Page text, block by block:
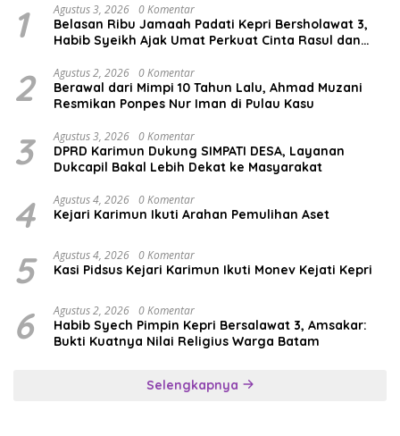
1 Agustus 3, 2026 0 Komentar
Belasan Ribu Jamaah Padati Kepri Bersholawat 3,
Habib Syeikh Ajak Umat Perkuat Cinta Rasul dan
2 Agustus 2, 2026 0 Komentar
Berawal dari Mimpi 10 Tahun Lalu, Ahmad Muzani
Resmikan Ponpes Nur Iman di Pulau Kasu
3 Agustus 3, 2026 0 Komentar
DPRD Karimun Dukung SIMPATI DESA, Layanan
Dukcapil Bakal Lebih Dekat ke Masyarakat
4 Agustus 4, 2026 0 Komentar
Kejari Karimun Ikuti Arahan Pemulihan Aset
5 Agustus 4, 2026 0 Komentar
Kasi Pidsus Kejari Karimun Ikuti Monev Kejati Kepri
6 Agustus 2, 2026 0 Komentar
Habib Syech Pimpin Kepri Bersalawat 3, Amsakar:
Bukti Kuatnya Nilai Religius Warga Batam
Selengkapnya